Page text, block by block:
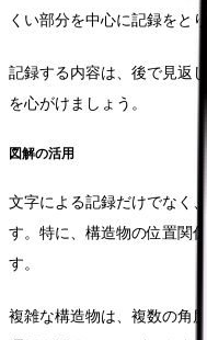
くい部分を中心に記録をとり
記録する内容は、後で見返
を心がけましょう。
図解の活用
文字による記録だけでなく
す。特に、構造物の位置関
す。
複雑な構造物は、複数の角